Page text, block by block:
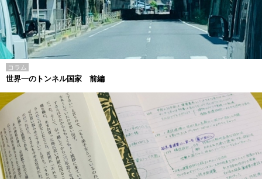
コラム
世界一のトンネル国家 前編